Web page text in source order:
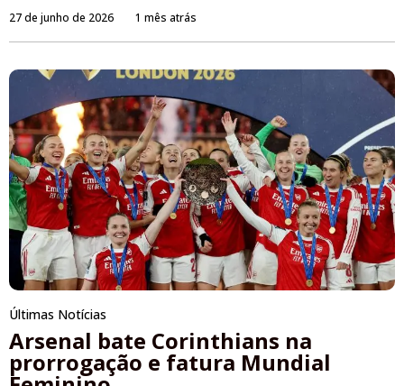
27 de junho de 2026 1 mês atrás
Últimas Notícias
Arsenal bate Corinthians na
prorrogação e fatura Mundial